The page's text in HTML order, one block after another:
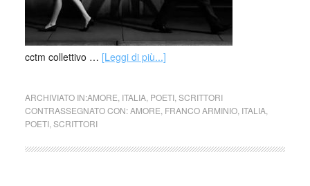
cctm collettivo … [Leggi di più...]
ARCHIVIATO IN:AMORE ITALIA, POETI, SCRITTORI
CONTRASSEGNATO CON:AMORE FRANCO ARMINIO, ITALIA,
POETI, SCRITTORI